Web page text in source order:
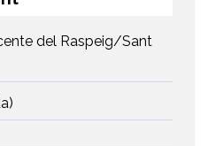
del Raspeig/Sant